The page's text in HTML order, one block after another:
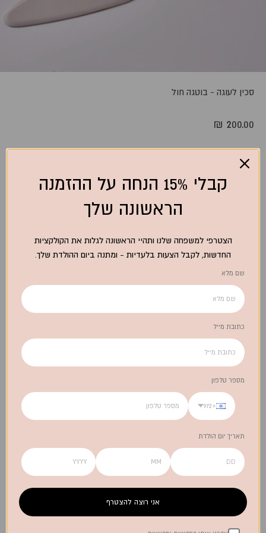
סכין לעוגה - בוטגה חול
מחיר מבצע
200.00 ₪
אזל מהמלאי
משלוחים
צרו קשר
לא בטוחה איך להתאים את המפה למפיות?
קבלי 15% הנחה על ההזמנה
הראשונה שלך
הצטרפי למשפחה שלנו ותהיי הראשונה לגלות את הקולקציות
החדשות, לקבל הצעות בלעדיות - ומתנה ביום ההולדת שלך.
שם מלא
כתובת מייל
מספר טלפון
+972
תאריך יום הולדת
אני רוצה להצטרף